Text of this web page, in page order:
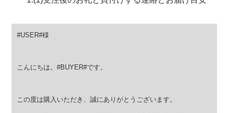
#USER#様
こんにちは。#BUYER#です。
この度は購入いただき、誠にありがとうございます。